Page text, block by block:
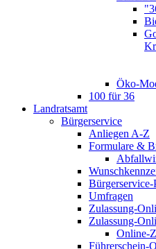
Öko-
100 für 36
Landratsamt
Bürgerservice
Anliegen A-Z
Formulare &
Bürgerservice-
Umfragen
Zulassung-
Zulassung-
Online-
Führerschein-